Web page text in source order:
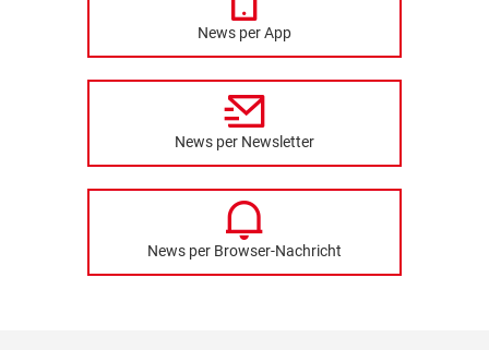
News per App
News per Newsletter
News per Browser-Nachricht